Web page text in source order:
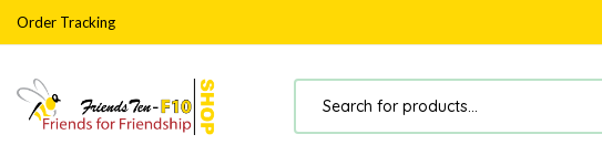
Order Tracking